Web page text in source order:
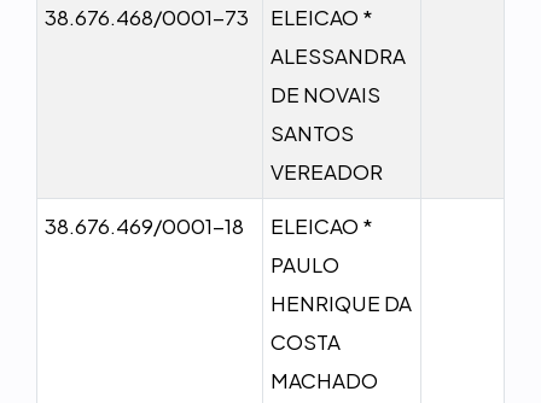
38.676.468/0001-73
ELEICAO *
ALESSANDRA
DE NOVAIS
SANTOS
VEREADOR
38.676.469/0001-18
ELEICAO *
PAULO
HENRIQUE DA
COSTA
MACHADO